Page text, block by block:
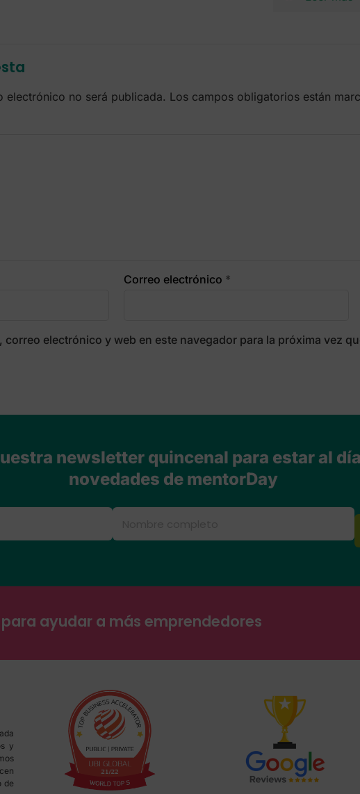
electrónico no será publicada. Los campos obligatorios están
Correo electrónico *
correo electrónico y web en este navegador para la próxima vez
newsletter quincenal para estar al
novedades de mentorDay
ayudar a más emprendedores
y
de